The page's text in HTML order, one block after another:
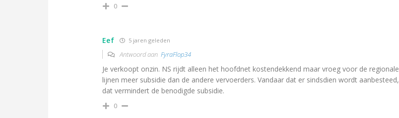
0
Eef 5 jaren geleden
Antwoord aan FyraFlop34
Je verkoopt onzin. NS rijdt alleen het hoofdnet kostendekkend maar vroeg voor de regionale
lijnen meer subsidie dan de andere vervoerders. Vandaar dat er sindsdien wordt aanbesteed,
dat vermindert de benodigde subsidie.
0